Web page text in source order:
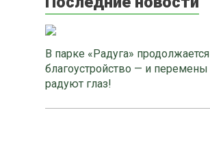
В парке «Радуга» продолжается
благоустройство — и перемены
радуют глаз!